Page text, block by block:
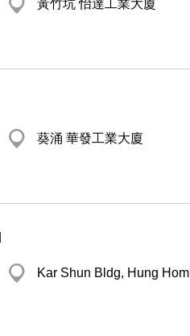
黃竹坑 怡達工業大廈
葵涌 華發工業大廈
Kar Shun Bldg, Hung Hom